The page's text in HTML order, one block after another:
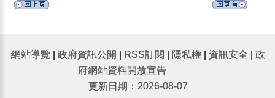
網站導覽 政府資訊公開 RSS訂閱 隱私權 資訊安全
政
府網站資料開放宣告
更新日期：2026-08-07